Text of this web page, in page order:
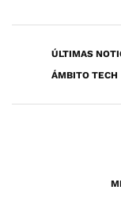
ÚLTIMAS
ÁMBITO TECH